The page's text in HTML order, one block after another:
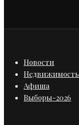
Новости
Недвижимость
Афиша
Выборы-2026